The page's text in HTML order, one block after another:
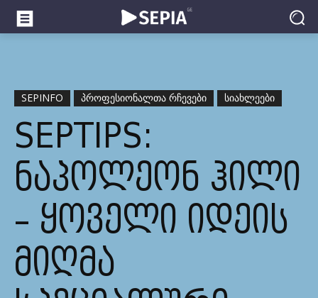
SEPINFO ᲞᲠᲝᲤᲔᲡᲘᲝᲜᲐᲚᲗᲐ ᲠᲩᲔᲕᲔᲑᲘ ᲡᲘᲐᲮᲚᲔᲔᲑᲘ
SEPTIPS:
ᲜᲐᲞᲝᲚᲔᲝᲜ ᲰᲘᲚᲘ
– ᲧᲝᲕᲔᲚᲘ ᲘᲓᲔᲘᲡ
ᲛᲘᲦᲛᲐ